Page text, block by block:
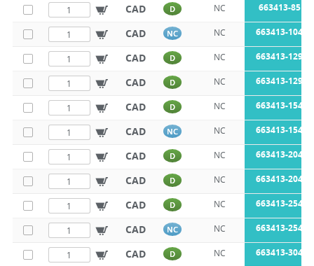
CAD D NC 663413-
CAD NC NC 663413-
CAD D NC 663413-
CAD D NC 663413-
CAD D NC 663413-
CAD NC NC 663413-
CAD D NC 663413-
CAD D NC 663413-
CAD D NC 663413-
CAD NC NC 663413-
CAD D NC 663413-